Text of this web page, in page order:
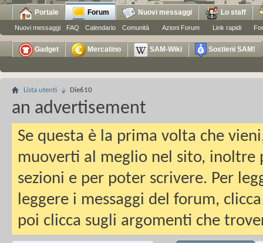
Portale Forum
Nuovi messaggi FAQ Calendario Comunità Azioni Forum Link rapidi
Nuovi messaggi Lo staff
Gadget Mercatino SAM-Wiki Sostieni SAM!
Lista utenti Die610
an advertisement
Se questa è la prima volta che
muoverti al meglio nel sito, inoltre
sezioni e per poter scrivere. Per
leggere i messaggi del forum,
poi clicca sugli argomenti che